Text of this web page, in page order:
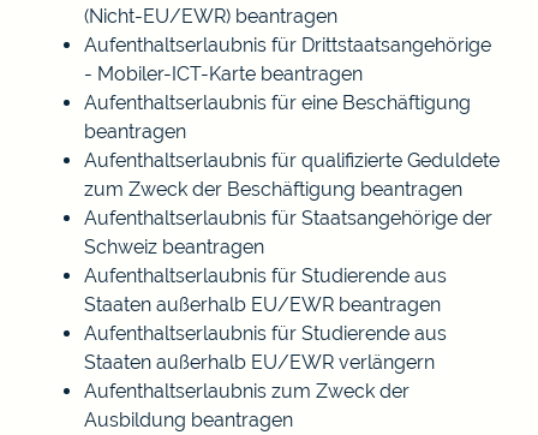
(Nicht-EU/EWR) beantragen
Aufenthaltserlaubnis für Drittstaatsangehörige
- Mobiler-ICT-Karte beantragen
Aufenthaltserlaubnis für eine Beschäftigung
beantragen
Aufenthaltserlaubnis für qualifizierte Geduldete
zum Zweck der Beschäftigung beantragen
Aufenthaltserlaubnis für Staatsangehörige der
Schweiz beantragen
Aufenthaltserlaubnis für Studierende aus
Staaten außerhalb EU/EWR beantragen
Aufenthaltserlaubnis für Studierende aus
Staaten außerhalb EU/EWR verlängern
Aufenthaltserlaubnis zum Zweck der
Ausbildung beantragen